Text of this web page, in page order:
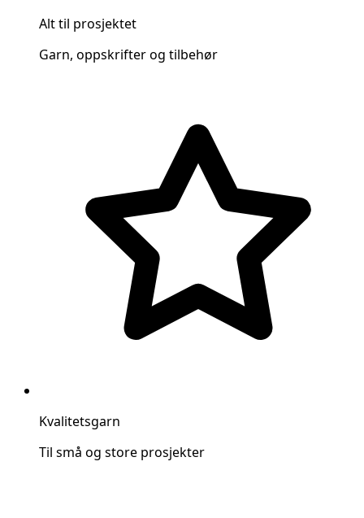
Alt til prosjektet
Garn, oppskrifter og tilbehør
Kvalitetsgarn
Til små og store prosjekter